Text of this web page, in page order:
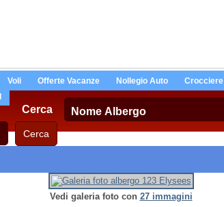
Voli Offerte Vacanze Nollegio Auto Crocciere
Cerca
Vedi galeria foto con 27 immagini